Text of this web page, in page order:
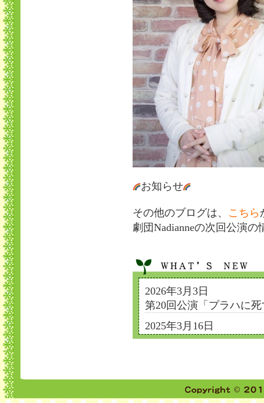
お知らせ
その他のブログは、 こちら
劇団Nadianneの次回公演の
2026年3月3日
第20回公演「プラハに
2025年3月16日
劇団結成から21年のご
2024年1月1日